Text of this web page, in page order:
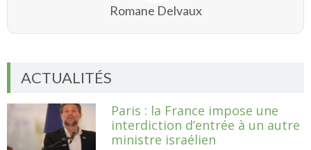
Romane Delvaux
ACTUALITÉS
Paris : la France impose une
interdiction d’entrée à un autre
ministre israélien